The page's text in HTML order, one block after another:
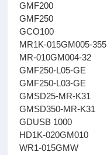
GMF200
GMF250
GCO100
MR1K-015GM005-355
MR-010GM004-32
GMF250-L05-GE
GMF250-L03-GE
GMSD25-MR-K31
GMSD350-MR-K31
GDUSB 1000
HD1K-020GM010
WR1-015GMW